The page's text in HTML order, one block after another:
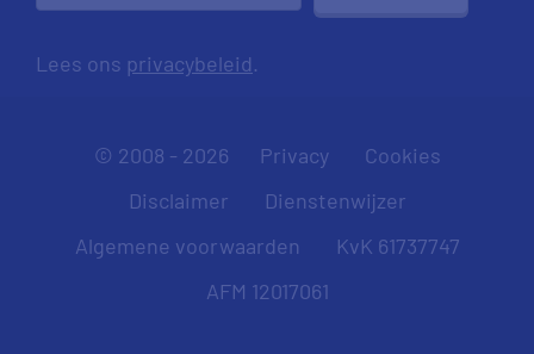
Lees ons privacybeleid.
© 2008 - 2026 Privacy
Cookies
Disclaimer
Dienstenwijzer
Algemene voorwaarden
KvK 61737747
AFM 12017061